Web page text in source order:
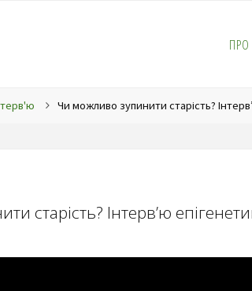
ПРО
Чи можливо зупинити старість?
старість? Інтерв’ю